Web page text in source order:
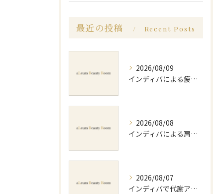
最近の投稿 Recent Posts
2026/08/09
インディバによる疲労回復方法と効果的な実感や持続のポイントを徹底解説
2026/08/08
インディバによる肩コリ施術の効果と回数の目安を徹底解説
2026/08/07
インディバで代謝アップ体験効果とビフォーアフター徹底解説